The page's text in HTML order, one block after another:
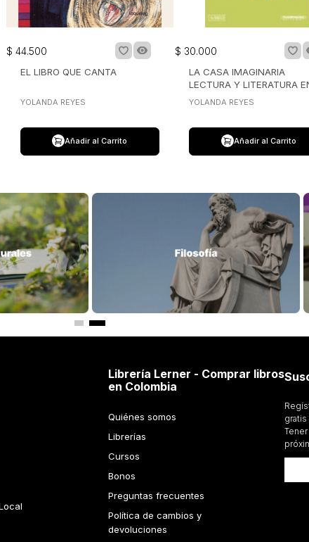
$ 44.500
EL LIBRO QUE CANTA
YOLANDA REYES
Añadir al Carrito
$ 30.000
LA CASA IMAGINARIA
LECTURA Y LITERATURA
PRIMERA INFANCIA
YOLANDA REYES
Añadir al Carrito
Librería Lerner - Comprar libros
en Colombia
Quiénes somos
Librerías
Cursos
Bonos
Preguntas frecuentes
Política de cambios y
devoluciones